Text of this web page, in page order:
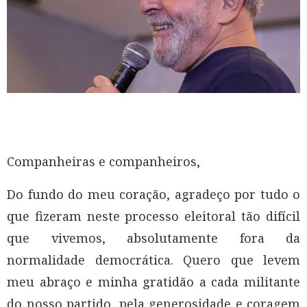
Companheiras e companheiros,
Do fundo do meu coração, agradeço por tudo o
que fizeram neste processo eleitoral tão difícil
que vivemos, absolutamente fora da
normalidade democrática. Quero que levem
meu abraço e minha gratidão a cada militante
do nosso partido, pela generosidade e coragem